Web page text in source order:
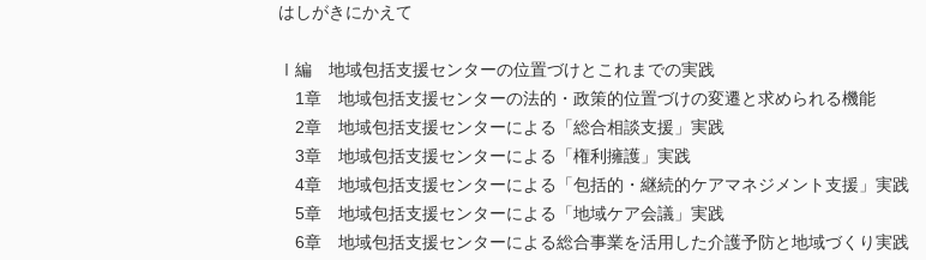
はしがきにかえて
Ⅰ編 地域包括支援センターの位置づけとこれまでの実践
1章 地域包括支援センターの法的・政策的位置づけの変遷と求められる機能
2章 地域包括支援センターによる「総合相談支援」実践
3章 地域包括支援センターによる「権利擁護」実践
4章 地域包括支援センターによる「包括的・継続的ケアマネジメント支援」実践
5章 地域包括支援センターによる「地域ケア会議」実践
6章 地域包括支援センターによる総合事業を活用した介護予防と地域づくり実践